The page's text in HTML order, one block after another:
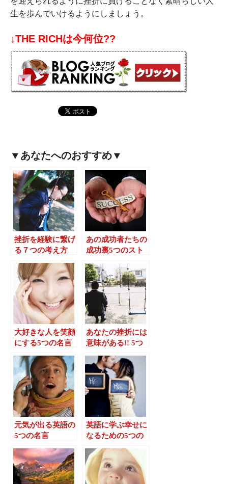
生を歩んでいけるようにしましょう。
↓THE RICHは今何位??
▼あなたへのおすすめ▼
挫折を経験に繋げ
る７つの考え方
あの成功者たちの
成功裏5つのスト
大好きな人を笑顔
にする5つの名言
あなたの挫折には
意味がある!! 5つ
元気が出る英語の
5つの名言
英語に学ぶ幸せに
なるための5つの